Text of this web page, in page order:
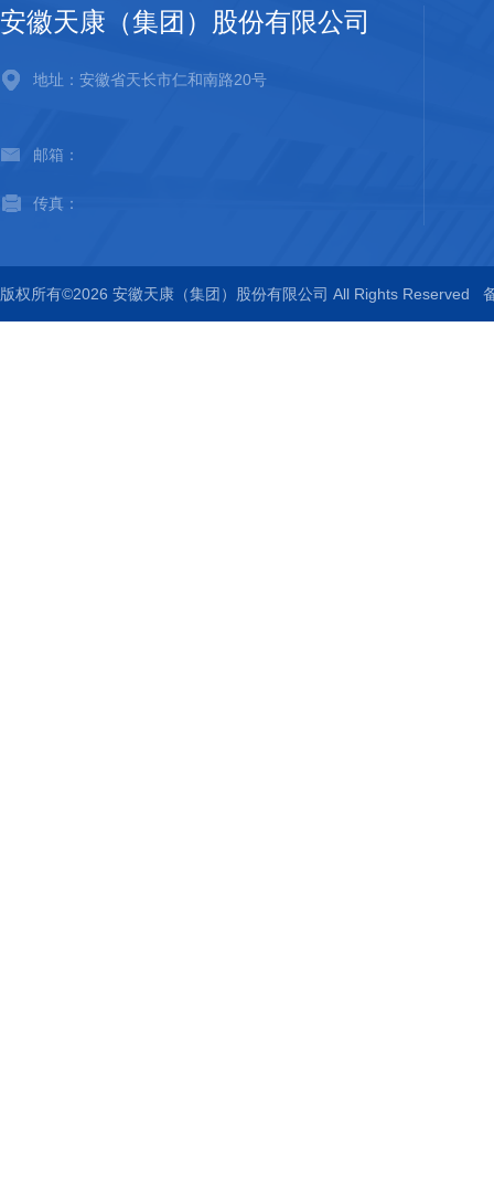
安徽天康（集团）股份有限公司
地址：安徽省天长市仁和南路20号
邮箱：
传真：
版权所有©2026 安徽天康（集团）股份有限公司 All Rights Reserved